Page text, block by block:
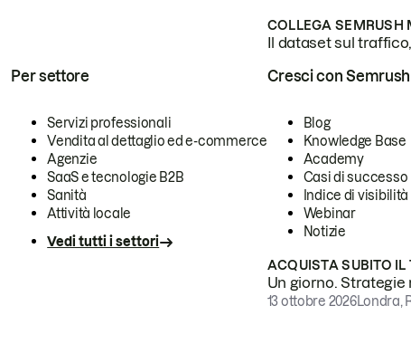
COLLEGA SEMRUSH
Il dataset sul
Per settore
Servizi professionali
Vendita al dettaglio ed e-commerce
Agenzie
SaaS e tecnologie B2B
Sanità
Attività locale
Vedi tutti i settori
Cresci con Semrush
Blog
Knowledge Base
Academy
Casi di successo
Indice di visibilità
Webinar
Notizie
ACQUISTA SUBITO IL
Un giorno.
13 ottobre 2026Londra,